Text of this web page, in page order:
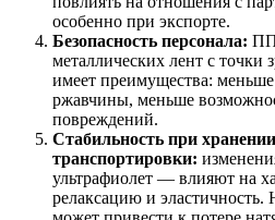
особенно при экспорте.
Безопасность персонала: ПП
металлических лент с
имеет преимущества:
ржавчины, меньше
повреждений.
Стабильность при
транспортировки:
ультрафиолет — влияют на
релаксацию и